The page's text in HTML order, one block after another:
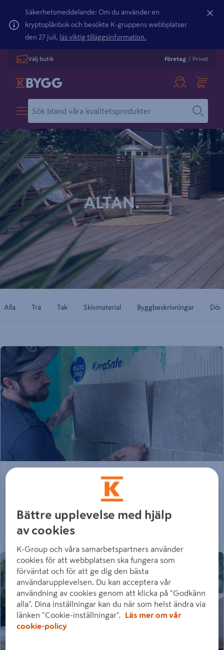
Säkerhetsmeddelande: Om du använder en
kryptoplånbok och besökte K-gruppens webbplatser
den 27 juli, läs viktig tilläggsinformation.
Välj butik Företag / Privat
ALTAN.
Alla Trä Tak Skivmaterial Byggbeskrivningar
Så kan du utnyttja ROT-avdraget under 2026
Från och med 2026 återgår ROT-avdraget till 30%,
samma nivå som gällde före den tillfälliga höjningen
som infördes 12 maj 2025.
Bättre upplevelse med hjälp
av cookies
K-Group och våra samarbetspartners använder
cookies för att webbplatsen ska fungera som
förväntat och för att ge dig den bästa
användarupplevelsen. Du kan acceptera vår
användning av cookies genom att klicka på "Godkänn
alla". Dina inställningar kan du när som helst ändra via
länken "Cookie-inställningar".
Läs mer om vår
cookie-policy